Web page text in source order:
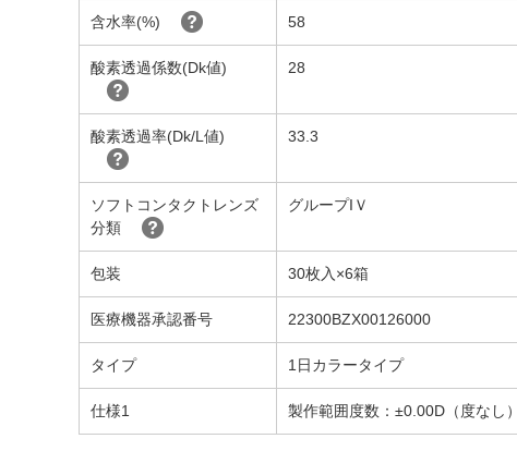
含水率(%) 58
酸素透過係数(Dk値) 28
酸素透過率(Dk/L値) 33.3
ソフトコンタクトレンズ
分類
グループIＶ
包装 30枚入×6箱
医療機器承認番号 22300BZX00126000
タイプ 1日カラータイプ
仕様1 製作範囲度数：±0.00D（度なし